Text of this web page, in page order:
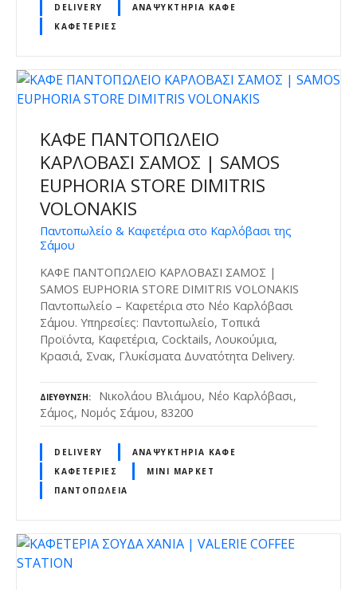
DELIVERY
ΑΝΑΨΥΚΤΉΡΙΑ ΚΑΦΈ
ΚΑΦΕΤΈΡΙΕΣ
ΚΑΦΕ ΠΑΝΤΟΠΩΛΕΙΟ
ΚΑΡΛΟΒΑΣΙ ΣΑΜΟΣ | SAMOS
EUPHORIA STORE DIMITRIS
VOLONAKIS
Παντοπωλείο & Καφετέρια στο Καρλόβασι της
Σάμου
ΚΑΦΕ ΠΑΝΤΟΠΩΛΕΙΟ ΚΑΡΛΟΒΑΣΙ ΣΑΜΟΣ |
SAMOS EUPHORIA STORE DIMITRIS VOLONAKIS
Παντοπωλείο – Καφετέρια στο Νέο Καρλόβασι
Σάμου. Υπηρεσίες: Παντοπωλείο, Τοπικά
Προϊόντα, Καφετέρια, Cocktails, Λουκούμια,
Κρασιά, Σνακ, Γλυκίσματα Δυνατότητα Delivery.
ΔΙΕΎΘΥΝΣΗ
Νικολάου Βλιάμου, Νέο Καρλόβασι,
Σάμος, Νομός Σάμου, 83200
DELIVERY
ΑΝΑΨΥΚΤΉΡΙΑ ΚΑΦΈ
ΚΑΦΕΤΈΡΙΕΣ
ΜΊΝΙ ΜΆΡΚΕΤ
ΠΑΝΤΟΠΩΛΕΊΑ